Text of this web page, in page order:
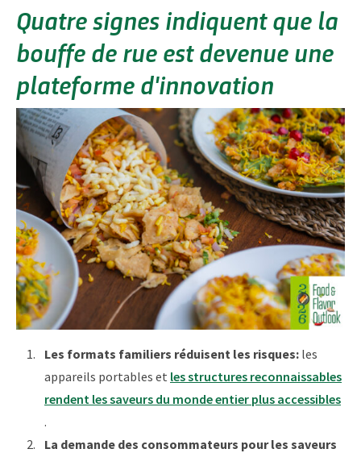
Quatre signes indiquent que la
bouffe de rue est devenue une
plateforme d'innovation
Les formats familiers réduisent les risques: les
appareils portables et les structures reconnaissables
rendent les saveurs du monde entier plus accessibles
.
La demande des consommateurs pour les saveurs